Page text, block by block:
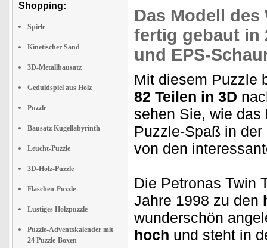
Shopping:
Spiele
Kinetischer Sand
3D-Metallbausatz
Geduldspiel aus Holz
Puzzle
Bausatz Kugellabyrinth
Leucht-Puzzle
3D-Holz-Puzzle
Flaschen-Puzzle
Lustiges Holzpuzzle
Puzzle-Adventskalender mit
24 Puzzle-Boxen
Das Modell des
fertig gebaut in
und EPS-
Mit diesem Puzzle
82 Teilen in 3D
sehen Sie, wie
Puzzle-Spaß in
von den
Die Petronas Twin
Jahre 1998 zu den
wunderschön
hoch und steht in